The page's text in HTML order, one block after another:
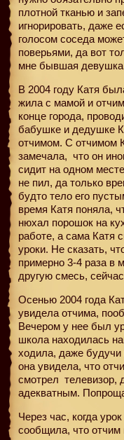
плотной тканью и
игнорировать, даже
голосом соседа
поверьями, да вот
мне бывшая
В 2004 году Катя
жила с мамой и
конце города,
бабушке и дедушке
отчимом. С отчимом
замечала, что он
сидит на одном
не пил, да только
будто тело его
время Катя поняла,
нюхал порошок на
работе, а сама Катя
уроки. Не сказать,
примерно 3-4 раза в
другую смесь,
Осенью 2004 года
увидела отчима,
Вечером у нее был
школа находилась
ходила, даже
она увидела, что
смотрел телевизор,
адекватным.
Через час, когда
сообщила, что отчим